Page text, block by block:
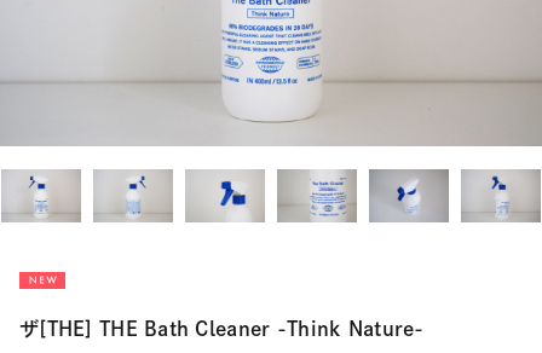
ザ[THE] THE Bath Cleaner -Think Nature-